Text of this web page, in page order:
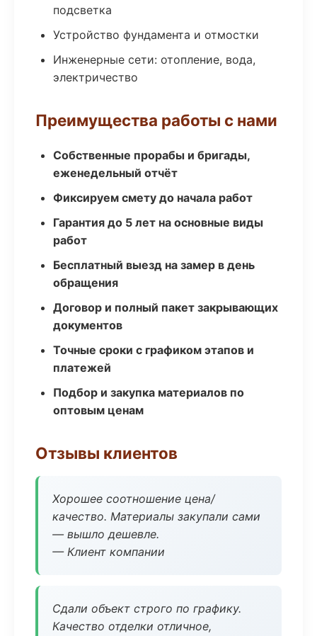
подсветка
Устройство фундамента и отмостки
Инженерные сети: отопление, вода,
электричество
Преимущества работы с нами
Собственные прорабы и бригады,
еженедельный отчёт
Фиксируем смету до начала работ
Гарантия до 5 лет на основные виды
работ
Бесплатный выезд на замер в день
обращения
Договор и полный пакет закрывающих
документов
Точные сроки с графиком этапов и
платежей
Подбор и закупка материалов по
оптовым ценам
Отзывы клиентов
Хорошее соотношение цена/
качество. Материалы закупали сами
— вышло дешевле.
— Клиент компании
Сдали объект строго по графику.
Качество отделки отличное,